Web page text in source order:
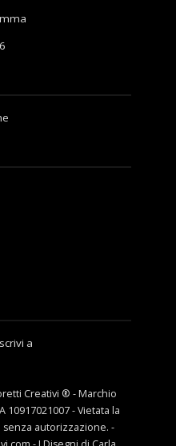
a
Creativi ® - Marchio
10917021007 - Vietata la
autorizzazione. -